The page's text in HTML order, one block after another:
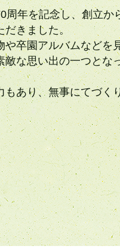
周年を記念し、創立
だきました。
や卒園アルバムなどを
敵な思い出の一つとな
もあり、無事にてづく